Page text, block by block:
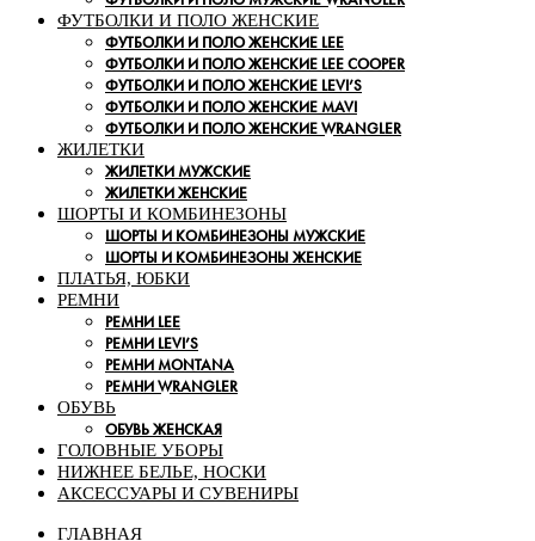
ФУТБОЛКИ И ПОЛО ЖЕНСКИЕ
ФУТБОЛКИ И ПОЛО ЖЕНСКИЕ LEE
ФУТБОЛКИ И ПОЛО ЖЕНСКИЕ LEE COOPER
ФУТБОЛКИ И ПОЛО ЖЕНСКИЕ LEVI’S
ФУТБОЛКИ И ПОЛО ЖЕНСКИЕ MAVI
ФУТБОЛКИ И ПОЛО ЖЕНСКИЕ WRANGLER
ЖИЛЕТКИ
ЖИЛЕТКИ МУЖСКИЕ
ЖИЛЕТКИ ЖЕНСКИЕ
ШОРТЫ И КОМБИНЕЗОНЫ
ШОРТЫ И КОМБИНЕЗОНЫ МУЖСКИЕ
ШОРТЫ И КОМБИНЕЗОНЫ ЖЕНСКИЕ
ПЛАТЬЯ, ЮБКИ
РЕМНИ
РЕМНИ LEE
РЕМНИ LEVI’S
РЕМНИ MONTANA
РЕМНИ WRANGLER
ОБУВЬ
ОБУВЬ ЖЕНСКАЯ
ГОЛОВНЫЕ УБОРЫ
НИЖНЕЕ БЕЛЬЕ, НОСКИ
АКСЕССУАРЫ И СУВЕНИРЫ
ГЛАВНАЯ